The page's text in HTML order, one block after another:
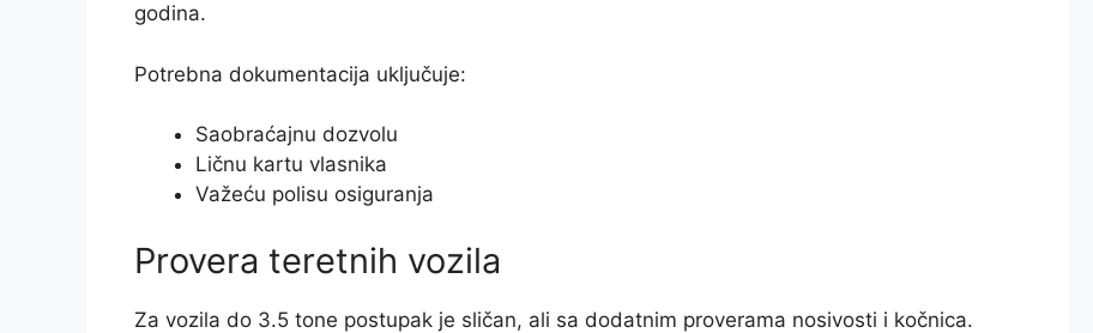
godina.
Potrebna dokumentacija uključuje:
Saobraćajnu dozvolu
Ličnu kartu vlasnika
Važeću polisu osiguranja
Provera teretnih vozila
Za vozila do 3.5 tone postupak je sličan, ali sa dodatnim proverama nosivosti i kočnica.